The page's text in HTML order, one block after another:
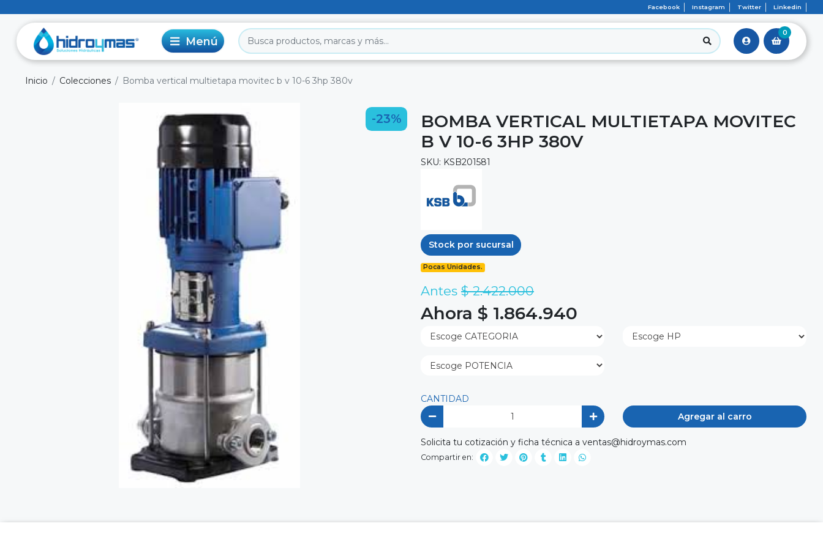
Facebook Instagram Twitter Linkedin
0
Inicio Colecciones Bomba vertical multietapa movitec b v 10-6 3hp 380v
-23%
BOMBA VERTICAL MULTIETAPA MOVITEC
B V 10-6 3HP 380V
SKU: KSB201581
Stock por sucursal
Pocas Unidades.
Antes $ 2.422.000
Ahora $ 1.864.940
CANTIDAD
Agregar al carro
Solicita tu cotización y ficha técnica a ventas@hidroymas.com
Compartir en: